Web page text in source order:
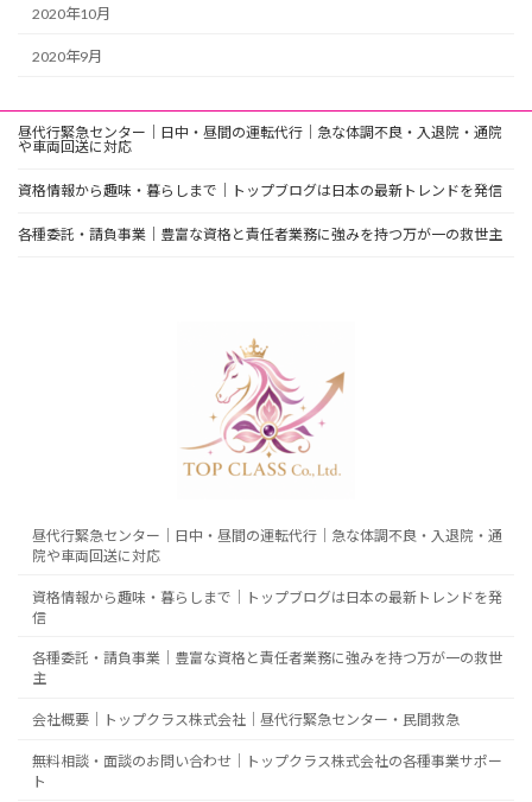
2020年10月
2020年9月
昼代行緊急センター｜日中・昼間の運転代行｜急な体調不良・入退院・通院
や車両回送に対応
資格情報から趣味・暮らしまで｜トップブログは日本の最新トレンドを発信
各種委託・請負事業｜豊富な資格と責任者業務に強みを持つ万が一の救世主
昼代行緊急センター｜日中・昼間の運転代行｜急な体調不良・入退院・通
院や車両回送に対応
資格情報から趣味・暮らしまで｜トップブログは日本の最新トレンドを発
信
各種委託・請負事業｜豊富な資格と責任者業務に強みを持つ万が一の救世
主
会社概要｜トップクラス株式会社｜昼代行緊急センター・民間救急
無料相談・面談のお問い合わせ｜トップクラス株式会社の各種事業サポー
ト